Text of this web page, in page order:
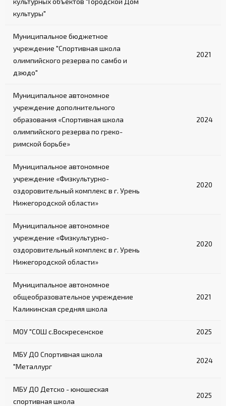
культуры"
Муниципальное бюджетное
учреждение "Спортивная школа
олимпийского резерва по самбо и
дзюдо"
2021
Муниципальное автономное
учреждение дополнительного
образования «Спортивная школа
олимпийского резерва по греко-
римской борьбе»
2024
Муниципальное автономное
учреждение «Физкультурно-
оздоровительный комплекс в г. Урень
Нижегородской области»
2020
Муниципальное автономное
учреждение «Физкультурно-
оздоровительный комплекс в г. Урень
Нижегородской области»
2020
Муниципальное автономное
общеобразовательное учреждение
Каликинская средняя школа
2021
МОУ "СОШ с.Воскресенское 2025
МБУ ДО Спортивная школа
"Металлург
2024
МБУ ДО Детско - юношеская
спортивная школа
2025